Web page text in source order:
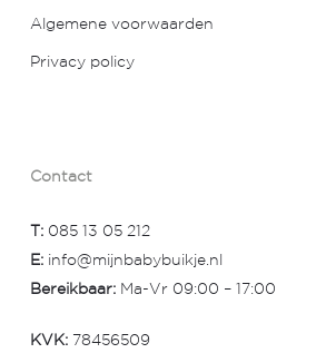
Algemene voorwaarden
Privacy policy
Contact
T: 085 13 05 212
E:info@mijnbabybuikje.nl
Bereikbaar:Ma-Vr 09:00 – 17:00
KVK:78456509